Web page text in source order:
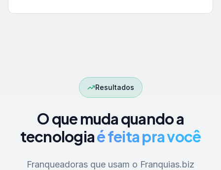
Resultados
O que muda quando a
tecnologiaé feita pra você
Franqueadoras que usam o Franquias.biz